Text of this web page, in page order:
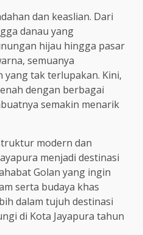
dan keaslian. Dari
danau yang
hijau hingga pasar
semuanya
yang tak terlupakan. Kini,
dengan berbagai
semakin menarik
modern dan
menjadi destinasi
Golan yang ingin
serta budaya khas
dalam tujuh destinasi
di Kota Jayapura tahun